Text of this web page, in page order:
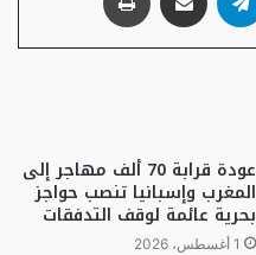
عودة قرابة 70 ألف مهاجر إلى
المغرب وإسبانيا تنصب حواجز
بحرية عائمة لوقف التدفقات
1 أغسطس، 2026